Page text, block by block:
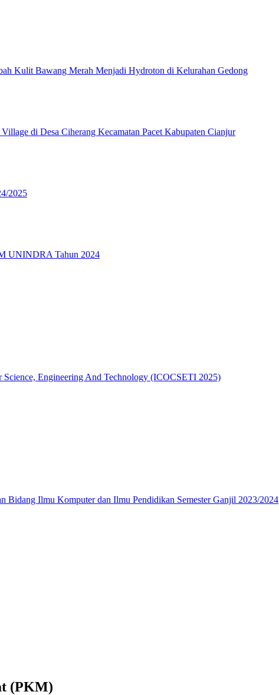
Kulit Bawang Merah Menjadi Hydroton di Kelurahan Gedong
di Desa Ciherang Kecamatan Pacet Kabupaten Cianjur
2025
UNINDRA Tahun 2024
Science, Engineering And Technology (ICOCSETI 2025)
Bidang Ilmu Komputer dan Ilmu Pendidikan Semester Ganjil 2023/2024
(PKM)